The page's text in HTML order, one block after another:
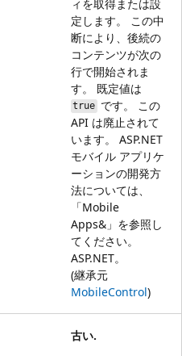
ィを取得または設
定します。 この中
断により、後続の
コンテンツが次の
行で開始されま
す。 既定値は
trueです。 この
API は廃止されて
います。 ASP.NET
モバイル アプリケ
ーションの開発方
法については、
「Mobile
Apps&」を参照し
てください。
ASP.NET。
(継承元
MobileControl)
古い.